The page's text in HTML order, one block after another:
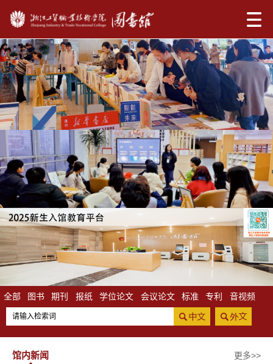
全部 图书 期刊 报纸 学位论文 会议论文 标准 专利 音视频
馆内新闻 更多>>